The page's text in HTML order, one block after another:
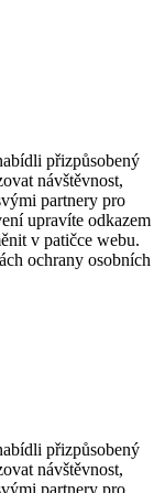
přizpůsobený
návštěvnost,
partnery pro
upravíte odkazem
v patičce webu.
ochrany osobních
přizpůsobený
návštěvnost,
partnery pro